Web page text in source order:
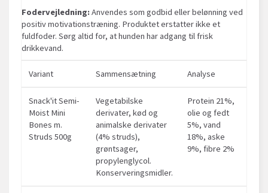
Fodervejledning:Anvendes som godbid eller belønning ved
positiv motivationstræning. Produktet erstatter ikke et
fuldfoder. Sørg altid for, at hunden har adgang til frisk
drikkevand.
Variant Sammensætning Analyse
Snack'it Semi-
Moist Mini
Bones m.
Struds 500g
Vegetabilske
derivater, kød og
animalske derivater
(4% struds),
grøntsager,
propylenglycol.
Konserveringsmidler.
Protein 21%,
olie og fedt
5%, vand
18%, aske
9%, fibre 2%